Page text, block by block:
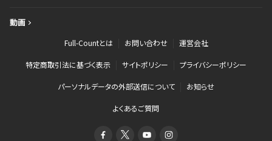
動画
Full-Countとは お問い合わせ 運営会社
特定商取引法に基づく表示 サイトポリシー プライバシーポリシー
パーソナルデータの外部送信について お知らせ
よくあるご質問